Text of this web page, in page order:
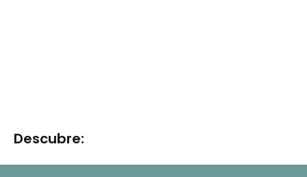
Descubre: